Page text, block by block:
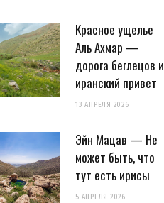
Красное ущелье
Аль Ахмар —
дорога беглецов и
иранский привет
13 АПРЕЛЯ 2026
Эйн Мацав — Не
может быть, что
тут есть ирисы
5 АПРЕЛЯ 2026